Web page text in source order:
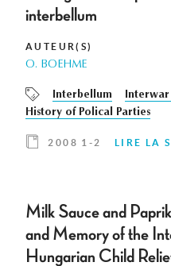
interbellum
AUTEUR(S)
O. BOEHME
Interbellum Interwar
History of Polical Parties
2008 1-2 LIRE LA
Milk Sauce and
and Memory of the
Hungarian Child